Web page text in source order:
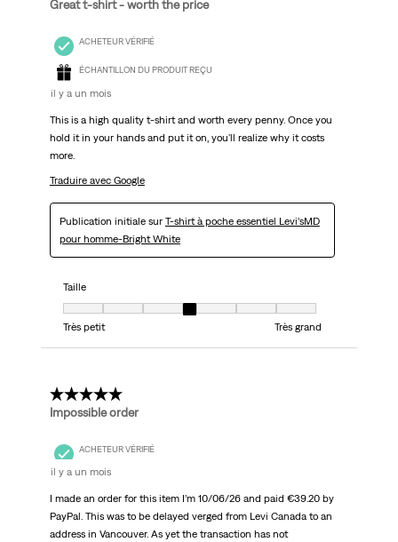
Great t-shirt - worth the price
ACHETEUR VÉRIFIÉ
ÉCHANTILLON DU PRODUIT REÇU
il y a un mois
This is a high quality t-shirt and worth every penny. Once you
hold it in your hands and put it on, you'll realize why it costs
more.
Traduire avec Google
Publication initiale sur T-shirt à poche essentiel Levi’sMD
pour homme-Bright White
Taille
Taille, 4 sur 7, où 1 est égal à Très petit et 7 est égal à Très grand
Très petit
Très grand
1 étoile(s) sur 5.
Impossible order
ACHETEUR VÉRIFIÉ
il y a un mois
I made an order for this item I’m 10/06/26 and paid €39.20 by
PayPal. This was to be delayed verged from Levi Canada to an
address in Vancouver. As yet the transaction has not